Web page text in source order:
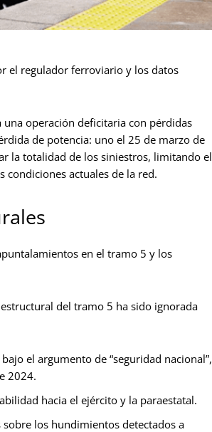
el regulador ferroviario y los datos
operación deficitaria con pérdidas
de potencia: uno el 25 de marzo de
la totalidad de los siniestros, limitando el
condiciones actuales de la red.
en el tramo 5 y los
del tramo 5 ha sido ignorada
el argumento de “seguridad nacional”,
2024.
hacia el ejército y la paraestatal.
los hundimientos detectados a